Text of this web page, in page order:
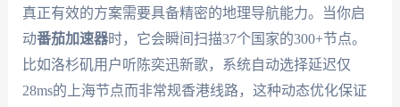
真正有效的方案需要具备精密的地理导航能力。当你启
动番茄加速器时，它会瞬间扫描37个国家的300+节点。
比如洛杉矶用户听陈奕迅新歌，系统自动选择延迟仅
28ms的上海节点而非常规香港线路，这种动态优化保证